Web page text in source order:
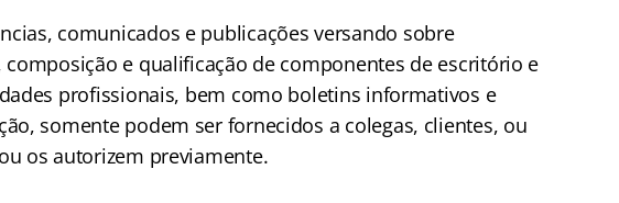
comunicados e publicações versando sobre
e qualificação de componentes de escritório e
profissionais, bem como boletins informativos e
somente podem ser fornecidos a colegas, clientes, ou
os autorizem previamente.